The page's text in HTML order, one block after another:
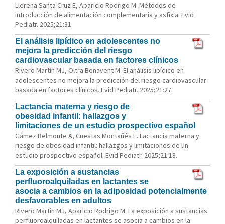
Llerena Santa Cruz E, Aparicio Rodrigo M. Métodos de
introducción de alimentación complementaria y asfixia. Evid
Pediatr. 2025;21:31.
El análisis lipídico en adolescentes no
mejora la predicción del riesgo
cardiovascular basada en factores clínicos
Rivero Martín MJ, Oltra Benavent M. El análisis lipídico en
adolescentes no mejora la predicción del riesgo cardiovascular
basada en factores clínicos. Evid Pediatr. 2025;21:27.
Lactancia materna y riesgo de
obesidad infantil: hallazgos y
limitaciones de un estudio prospectivo español
Gámez Belmonte A, Cuestas Montañés E. Lactancia materna y
riesgo de obesidad infantil: hallazgos y limitaciones de un
estudio prospectivo español. Evid Pediatr. 2025;21:18.
La exposición a sustancias
perfluoroalquiladas en lactantes se
asocia a cambios en la adiposidad potencialmente
desfavorables en adultos
Rivero Martín MJ, Aparicio Rodrigo M. La exposición a sustancias
perfluoroalquiladas en lactantes se asocia a cambios en la